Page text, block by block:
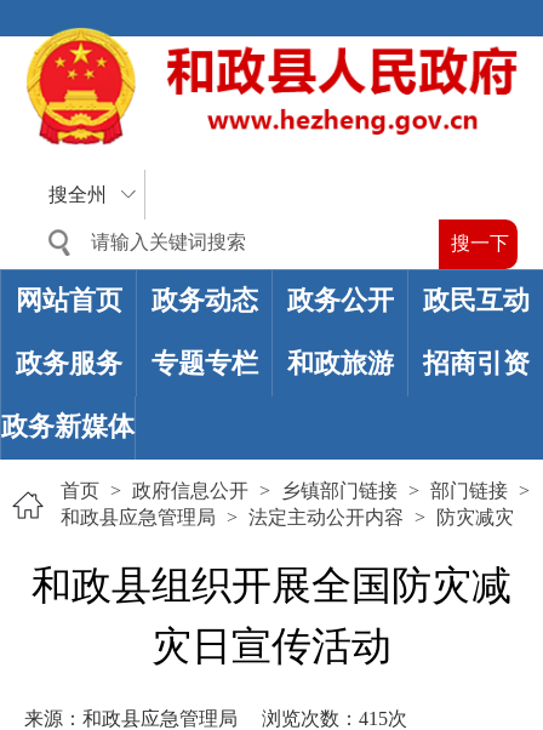
搜全州
网站首页 政务动态 政务公开 政民互动
政务服务 专题专栏 和政旅游 招商引资
政务新媒体
首页 > 政府信息公开 > 乡镇部门链接 > 部门链接 >
和政县应急管理局 > 法定主动公开内容 > 防灾减灾
和政县组织开展全国防灾减
灾日宣传活动
来源：和政县应急管理局 浏览次数： 415次